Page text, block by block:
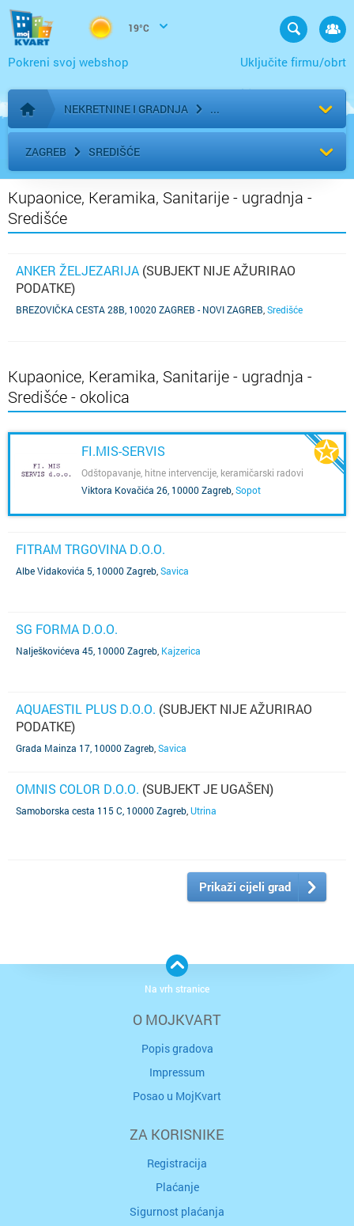
19°C
Uključite firmu/obrt
Pokreni svoj webshop
Početna stranica
NEKRETNINE I GRADNJA
ZAGREB SREDIŠĆE
Kupaonice, Keramika, Sanitarije - ugradnja -
Središće
ANKER ŽELJEZARIJA (SUBJEKT NIJE AŽURIRAO
PODATKE)
BREZOVIČKA CESTA 28B, 10020 ZAGREB - NOVI ZAGREB Središće
Kupaonice, Keramika, Sanitarije - ugradnja -
Središće - okolica
FI.MIS-SERVIS
Odštopavanje, hitne intervencije, keramičarski radovi
Viktora Kovačića 26, 10000 Zagreb Sopot
FITRAM TRGOVINA D.O.O.
Albe Vidakovića 5, 10000 Zagreb Savica
SG FORMA D.O.O.
Nalješkovićeva 45, 10000 Zagreb Kajzerica
AQUAESTIL PLUS D.O.O. (SUBJEKT NIJE AŽURIRAO
PODATKE)
Grada Mainza 17, 10000 Zagreb Savica
OMNIS COLOR D.O.O. (SUBJEKT JE UGAŠEN)
Samoborska cesta 115 C, 10000 Zagreb Utrina
Prikaži cijeli grad
O MOJKVART
Popis gradova
Impressum
Posao u MojKvart
ZA KORISNIKE
Registracija
Plaćanje
Sigurnost plaćanja
Na vrh stranice